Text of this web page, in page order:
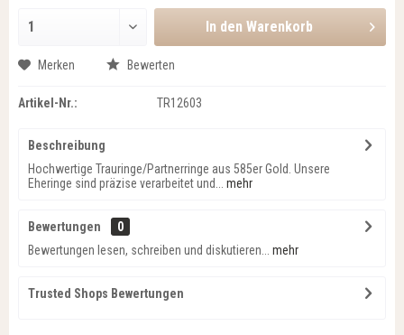
In den Warenkorb
Merken Bewerten
Artikel-Nr.: TR12603
Beschreibung
Hochwertige Trauringe/Partnerringe aus 585er Gold. Unsere
Eheringe sind präzise verarbeitet und...
mehr
Bewertungen
0
Bewertungen lesen, schreiben und diskutieren...
mehr
Trusted Shops Bewertungen